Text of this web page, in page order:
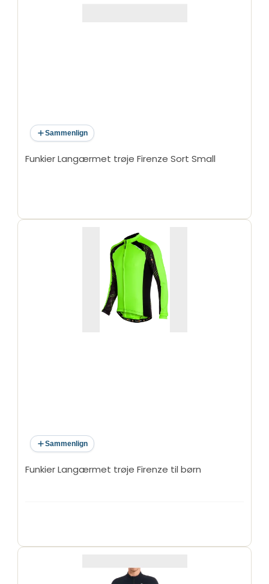
Sammenlign
Funkier Langærmet trøje Firenze Sort Small
Sammenlign
Funkier Langærmet trøje Firenze til børn